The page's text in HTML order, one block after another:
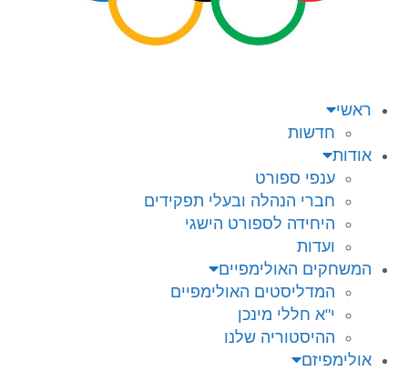
ראשי
חדשות
אודות
ענפי ספורט
חברי הנהלה ובעלי תפקידים
היחידה לספורט הישגי
ועדות
המשחקים האולימפיים
המדליסטים האולימפיים
י"א חללי מינכן
ההיסטוריה שלנו
אולימפיזם